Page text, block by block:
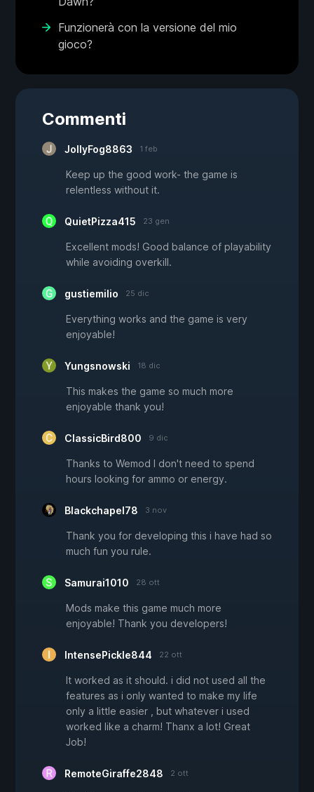
Funzionerà con la versione del mio
gioco?
Commenti
JollyFog8863 1 feb
Keep up the good work- the game is
relentless without it.
QuietPizza415 23 gen
Excellent mods! Good balance of playability
while avoiding overkill.
gustiemilio 25 dic
Everything works and the game is very
enjoyable!
Yungsnowski 18 dic
This makes the game so much more
enjoyable thank you!
ClassicBird800 9 dic
Thanks to Wemod I don't need to spend
hours looking for ammo or energy.
Blackchapel78 3 nov
Thank you for developing this i have had so
much fun you rule.
Samurai1010 28 ott
Mods make this game much more
enjoyable! Thank you developers!
IntensePickle844 22 ott
It worked as it should. i did not used all the
features as i only wanted to make my life
only a little easier , but whatever i used
worked like a charm! Thanx a lot! Great
Job!
RemoteGiraffe2848 2 ott